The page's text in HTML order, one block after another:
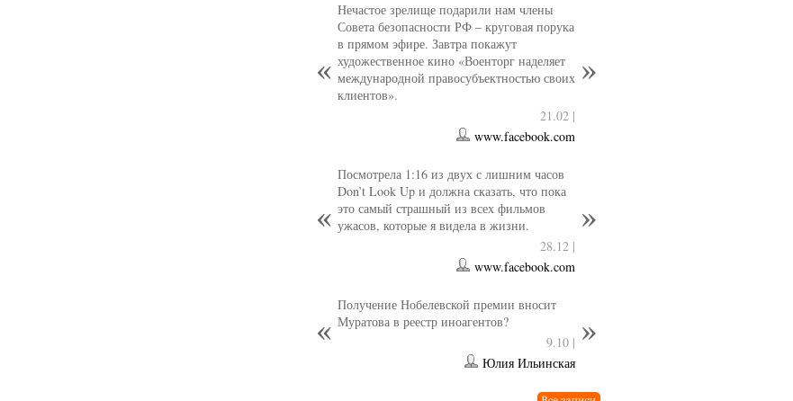
Нечастое зрелище подарили нам члены
Совета безопасности РФ – круговая порука
в прямом эфире. Завтра покажут
художественное кино «Военторг наделяет
международной правосубъектностью своих
клиентов».
21.02 |
www.facebook.com
Посмотрела 1:16 из двух с лишним часов
Don’t Look Up и должна сказать, что пока
это самый страшный из всех фильмов
ужасов, которые я видела в жизни.
28.12 |
www.facebook.com
Получение Нобелевской премии вносит
Муратова в реестр иноагентов?
9.10 |
Юлия Ильинская